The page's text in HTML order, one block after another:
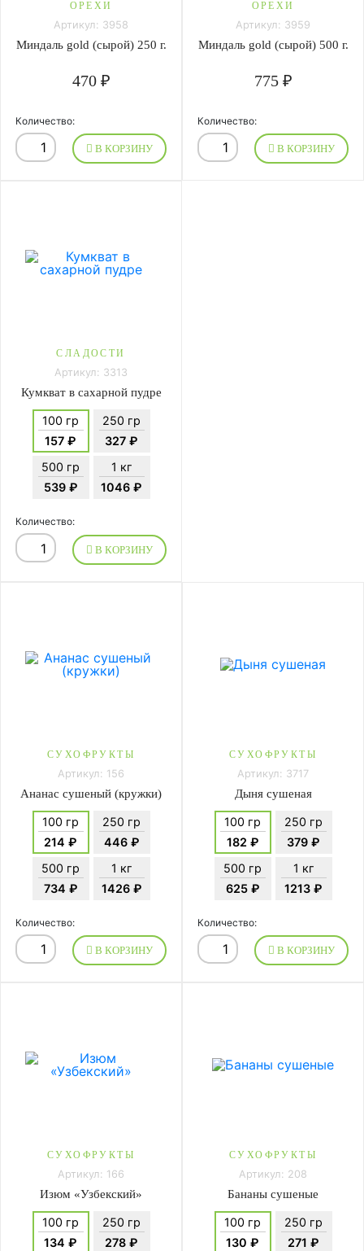
ОРЕХИ
Артикул: 3958
Миндаль gold (сырой) 250 г.
470 ₽
Количество:
В КОРЗИНУ
ОРЕХИ
Артикул: 3959
Миндаль gold (сырой) 500 г.
775 ₽
Количество:
В КОРЗИНУ
СЛАДОСТИ
Артикул: 3313
Кумкват в сахарной пудре
100 гр
157 ₽
250 гр
327 ₽
500 гр
539 ₽
1 кг
1046 ₽
Количество:
В КОРЗИНУ
СУХОФРУКТЫ
Артикул: 156
Ананас сушеный (кружки)
100 гр
214 ₽
250 гр
446 ₽
500 гр
734 ₽
1 кг
1426 ₽
Количество:
В КОРЗИНУ
СУХОФРУКТЫ
Артикул: 3717
Дыня сушеная
100 гр
182 ₽
250 гр
379 ₽
500 гр
625 ₽
1 кг
1213 ₽
Количество:
В КОРЗИНУ
СУХОФРУКТЫ
Артикул: 166
Изюм «Узбекский»
100 гр
134 ₽
250 гр
278 ₽
СУХОФРУКТЫ
Артикул: 208
Бананы сушеные
100 гр
130 ₽
250 гр
271 ₽